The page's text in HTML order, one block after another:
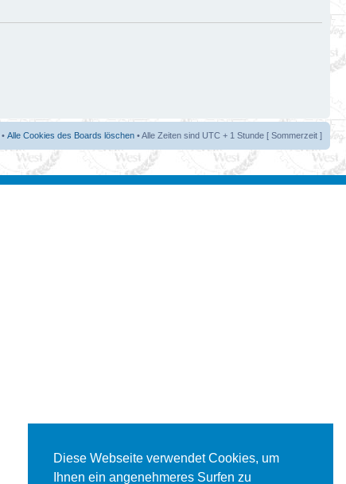
Diese Webseite verwendet Cookies, um
Ihnen ein angenehmeres Surfen zu
• Alle Cookies des Boards löschen • Alle Zeiten sind UTC + 1 Stunde [ Sommerzeit ]